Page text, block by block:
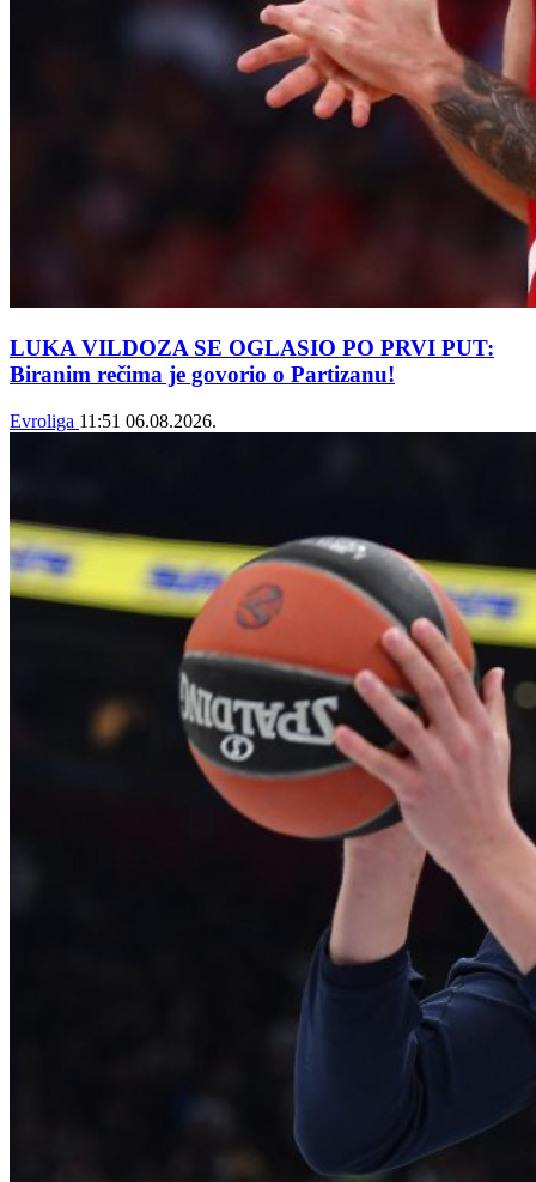
LUKA VILDOZA SE OGLASIO PO PRVI PUT:
Biranim rečima je govorio o Partizanu!
Evroliga 11:51 06.08.2026.